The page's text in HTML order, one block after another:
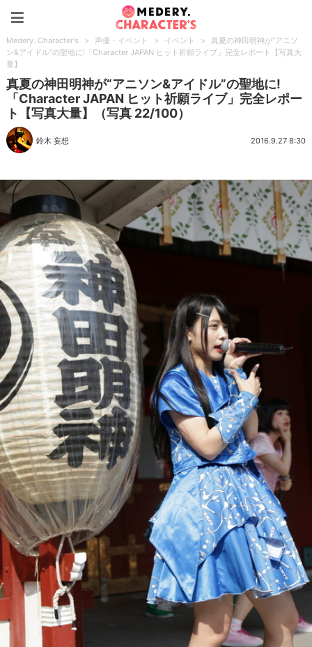
Medery. Character's > 声優・イベント > イベント >
真夏の神田明神が“アニソ
ン&アイドル”の聖地に!「Character JAPAN ヒット祈願ライブ」完全レポート【写真大
量】
真夏の神田明神が“アニソン&アイドル”の聖地に!
「Character JAPAN ヒット祈願ライブ」完全レポー
ト【写真大量】（写真 22/100）
鈴木 妄想 2016.9.27 8:30